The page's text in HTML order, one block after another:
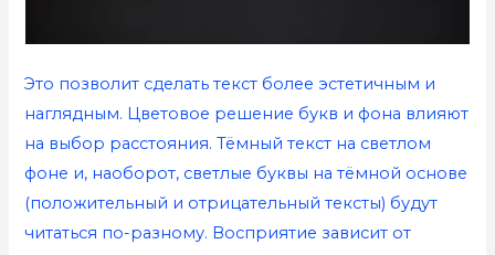
Это позволит сделать текст более эстетичным и
наглядным. Цветовое решение букв и фона влияют
на выбор расстояния. Тёмный текст на светлом
фоне и, наоборот, светлые буквы на тёмной основе
(положительный и отрицательный тексты) будут
читаться по-разному. Восприятие зависит от